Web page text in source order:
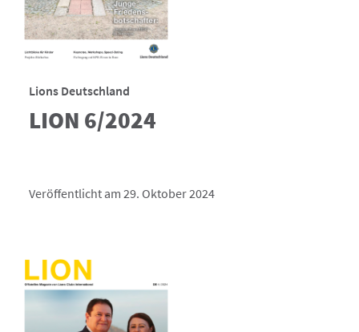
Lions Deutschland
LION 6/2024
Veröffentlicht am 29. Oktober 2024